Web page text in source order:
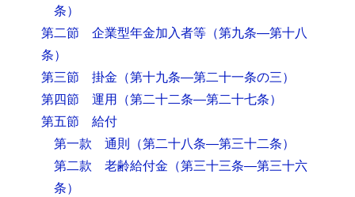
条）
第二節 企業型年金加入者等 （第九条―第十八
条）
第三節 掛金 （第十九条―第二十一条の三）
第四節 運用 （第二十二条―第二十七条）
第五節 給付
第一款 通則 （第二十八条―第三十二条）
第二款 老齢給付金 （第三十三条―第三十六
条）